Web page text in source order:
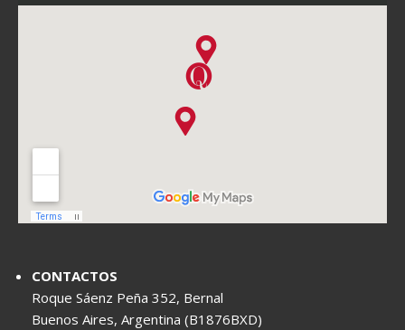
CONTACTOS
Roque Sáenz Peña 352, Bernal
Buenos Aires, Argentina (B1876BXD)